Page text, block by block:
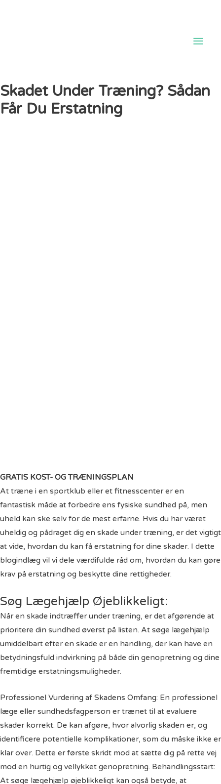
Skadet Under Træning? Sådan
Får Du Erstatning
GRATIS KOST- OG TRÆNINGSPLAN
At træne i en sportklub eller et fitnesscenter er en
fantastisk måde at forbedre ens fysiske sundhed på, men
uheld kan ske selv for de mest erfarne. Hvis du har været
uheldig og pådraget dig en skade under træning, er det vigtigt
at vide, hvordan du kan få erstatning for dine skader. I dette
blogindlæg vil vi dele værdifulde råd om, hvordan du kan gøre
krav på erstatning og beskytte dine rettigheder.
Søg Lægehjælp Øjeblikkeligt:
Når en skade indtræffer under træning, er det afgørende at
prioritere din sundhed øverst på listen. At søge lægehjælp
umiddelbart efter en skade er en handling, der kan have en
betydningsfuld indvirkning på både din genopretning og dine
fremtidige erstatningsmuligheder.
Professionel Vurdering af Skadens Omfang: En professionel
læge eller sundhedsfagperson er trænet til at evaluere
skader korrekt. De kan afgøre, hvor alvorlig skaden er, og
identificere potentielle komplikationer, som du måske ikke er
klar over. Dette er første skridt mod at sætte dig på rette vej
mod en hurtig og vellykket genopretning. Behandlingsstart:
At søge lægehjælp øjeblikkeligt kan også betyde, at